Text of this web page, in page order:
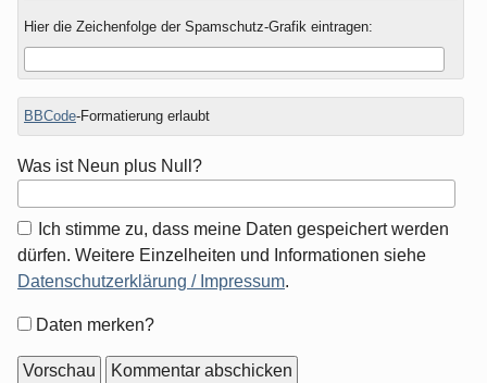
Hier die Zeichenfolge der Spamschutz-Grafik eintragen:
BBCode-Formatierung erlaubt
Was ist Neun plus Null?
Ich stimme zu, dass meine Daten gespeichert werden
dürfen. Weitere Einzelheiten und Informationen siehe
Datenschutzerklärung / Impressum.
Formular-
Daten merken?